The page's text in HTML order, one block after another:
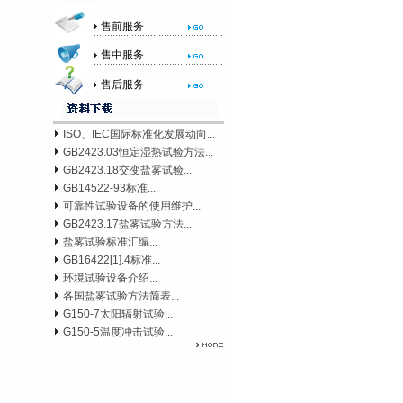
售前服务
售中服务
售后服务
ISO、IEC国际标准化发展动向...
GB2423.03恒定湿热试验方法...
GB2423.18交变盐雾试验...
GB14522-93标准...
可靠性试验设备的使用维护...
GB2423.17盐雾试验方法...
盐雾试验标准汇编...
GB16422[1].4标准...
环境试验设备介绍...
各国盐雾试验方法简表...
G150-7太阳辐射试验...
G150-5温度冲击试验...